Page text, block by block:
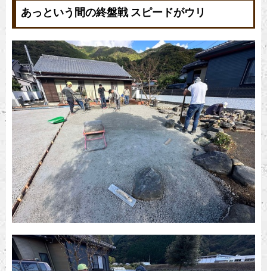
あっという間の終盤戦 スピードがウリ